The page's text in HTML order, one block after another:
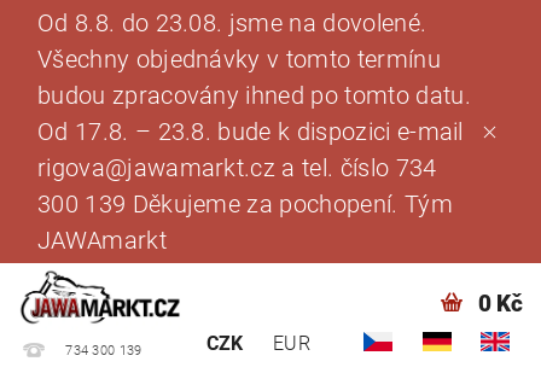
Od 8.8. do 23.08. jsme na dovolené.
Všechny objednávky v tomto termínu
budou zpracovány ihned po tomto datu.
Od 17.8. – 23.8. bude k dispozici e-mail
rigova@jawamarkt.cz a tel. číslo 734
300 139 Děkujeme za pochopení. Tým
JAWAmarkt
734 300 139 CZK EUR
0 Kč